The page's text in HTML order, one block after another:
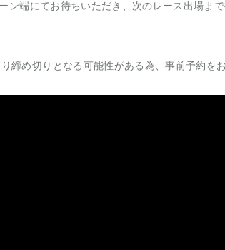
ン端にてお待ちいただき、次のレース出場ま
締め切りとなる可能性がある為、事前予約を